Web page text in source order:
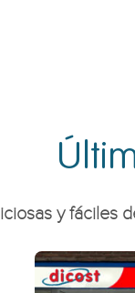
y fáciles